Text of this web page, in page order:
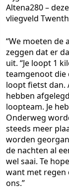
Altena280 –
vliegveld
“We moeten de
zeggen dat er
uit. “Je loopt 1
teamgenoot die
loopt fietst dan.
hebben
loopteam. Je
Onderweg
steeds meer
worden
de nachten al
wel saai. Te
want met regen
ons.”